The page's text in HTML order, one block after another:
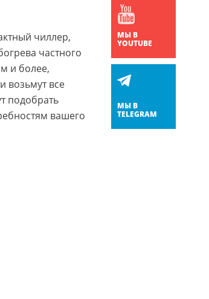
МЫ В
YOUTUBE
МЫ В
TELEGRAM
чиллер,
частного
и более,
возьмут все
подобрать
вашего